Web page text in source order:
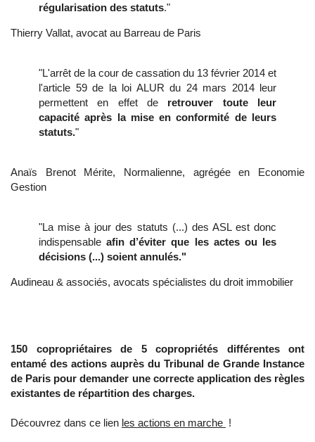
régularisation des statuts."
Thierry Vallat, avocat au Barreau de Paris
"L'arrêt de la cour de cassation du 13 février 2014 et
l'article 59 de la loi ALUR du 24 mars 2014 leur
permettent en effet de retrouver toute leur
capacité après la mise en conformité de leurs
statuts."
Anaïs Brenot Mérite, Normalienne, agrégée en Economie
Gestion
"La mise à jour des statuts (...) des ASL est donc
indispensableafin d’éviter que les actes ou les
décisions (...) soient annulés."
Audineau & associés, avocats spécialistes du droit immobilier
150 copropriétaires de 5 copropriétés différentes ont
entamé des actions auprès du Tribunal de Grande Instance
de Paris pour demander une correcte application des règles
existantes de répartition des charges.
Découvrez dans ce lien les actions en marche !